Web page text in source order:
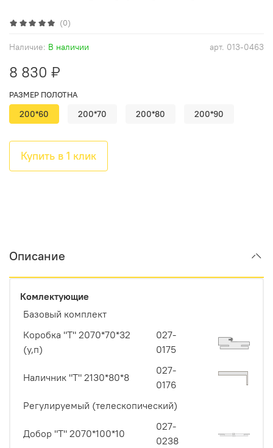
(0)
арт. 013-0463
Наличие: В наличии
8 830 ₽
Купить в 1 клик
РАЗМЕР ПОЛОТНА
200*60 200*70 200*80 200*90
Описание
Комлектующие
Базовый комплект
Коробка "Т" 2070*70*32
(у,п)
027-
0175
Наличник "Т" 2130*80*8
027-
0176
Регулируемый (телескопический)
Добор "Т" 2070*100*10
027-
0238